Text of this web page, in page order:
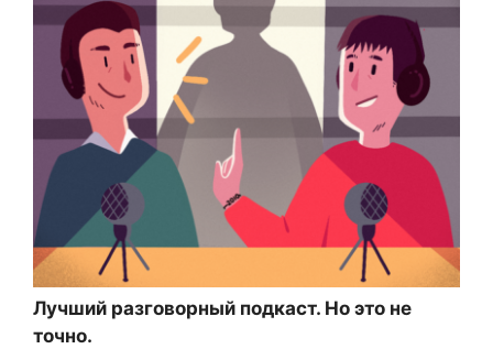
Лучший разговорный подкаст. Но это не
точно.